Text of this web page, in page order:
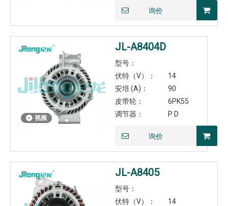
询价
视频
JL-A8404D
型号：
伏特（V）：
14
安培 (A)：
90
皮带轮：
6PK55
调节器：
P D
询价
JL-A8405
型号：
伏特（V）：
14